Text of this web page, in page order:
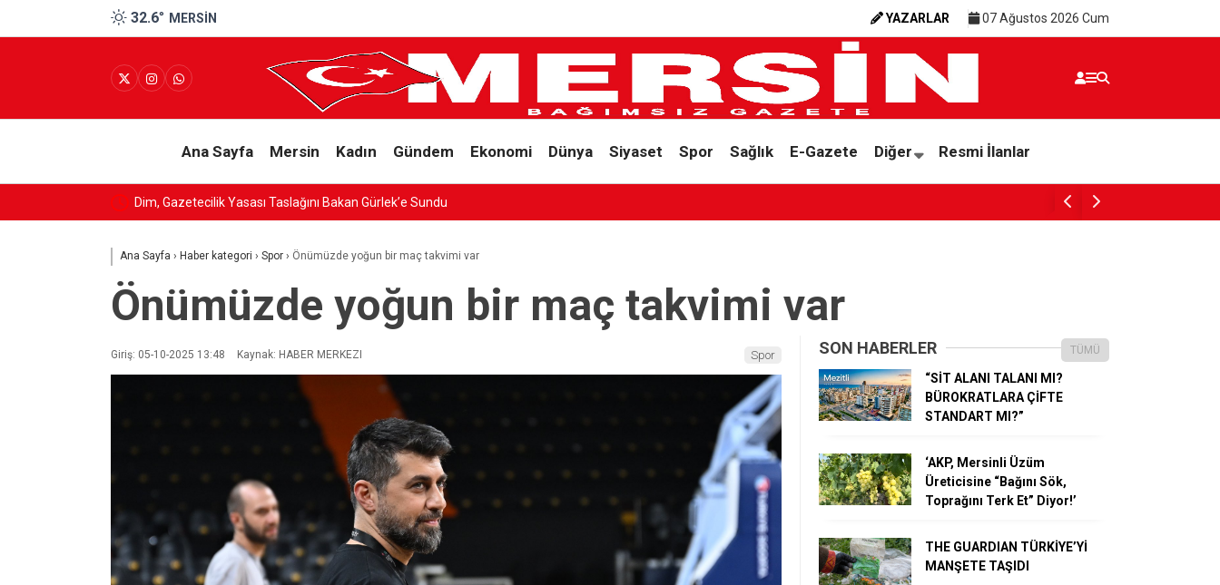
32.6° MERSIN YAZARLAR 07 Ağustos 2026 Cum
Ana Sayfa Mersin Kadın Gündem Ekonomi Dünya Siyaset Spor Sağlık E-Gazete Diğer Resmi İlanlar
MERSİN’DE ‘PLASTİK ATIK’A KİTLESEL TEPKİ: SAHİLE YÜRÜYÜŞ ÇAĞRISI
Ana Sayfa › Haber kategori › Spor › Önümüzde yoğun bir maç takvimi var
Önümüzde yoğun bir maç takvimi var
Giriş: 05-10-2025 13:48 Kaynak: HABER MERKEZI Spor SON HABERLER TÜMÜ
“SİT ALANI TALANI MI?
BÜROKRATLARA ÇİFTE
STANDART MI?”
‘AKP, Mersinli Üzüm
Üreticisine “Bağını Sök,
Toprağını Terk Et” Diyor!’
THE GUARDIAN TÜRKİYE’Yİ
MANŞETE TAŞIDI